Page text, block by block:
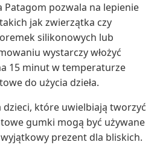
Patagom pozwala na lepienie
jak zwierzątka czy
silikonowych lub
wystarczy włożyć
15 minut w temperaturze
do użycia dzieła.
dzieci, które uwielbiają tworzyć
gumki mogą być używane
prezent dla bliskich.